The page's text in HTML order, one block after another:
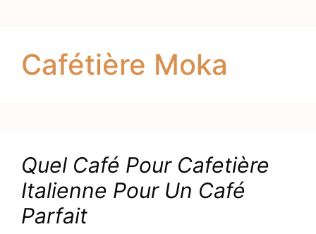
Cafétière Moka
Quel Café Pour Cafetière
Italienne Pour Un Café
Parfait